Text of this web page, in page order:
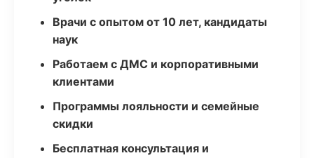
Врачи с опытом от 10 лет, кандидаты
наук
Работаем с ДМС и корпоративными
клиентами
Программы лояльности и семейные
скидки
Бесплатная консультация и